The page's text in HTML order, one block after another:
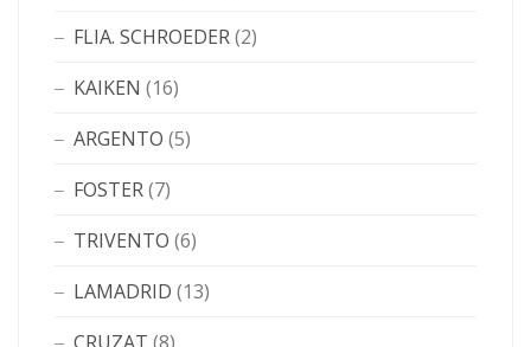
FLIA. SCHROEDER(2)
KAIKEN (16)
ARGENTO (5)
FOSTER(7)
TRIVENTO (6)
LAMADRID (13)